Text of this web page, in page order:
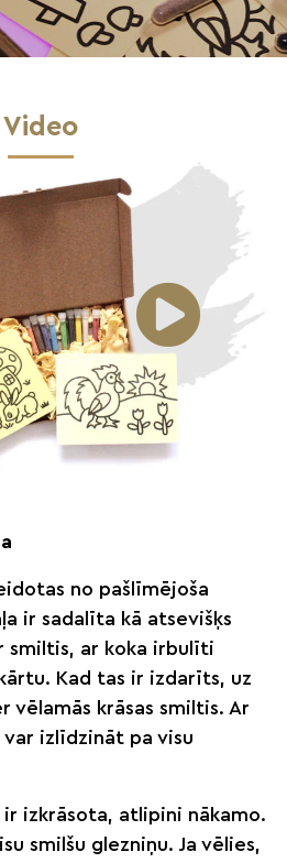
Video
no pašlīmējoša
ir sadalīta kā atsevišķs
smiltis, ar koka irbulīti
Kad tas ir izdarīts, uz
vēlamās krāsas smiltis. Ar
izlīdzināt pa visu
izkrāsota, atlipini nākamo.
smilšu glezniņu. Ja vēlies,